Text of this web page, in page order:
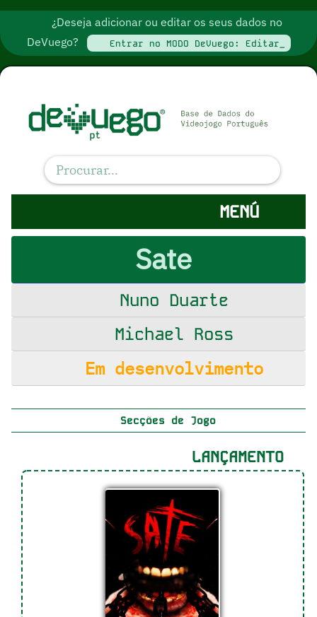
¿Deseja adicionar ou editar os seus dados no
DeVuego?
Entrar no MODO DeVuego: Editar_
MENÚ
Sate
Nuno Duarte
Michael Ross
Em desenvolvimento
Secções de Jogo
LANÇAMENTO